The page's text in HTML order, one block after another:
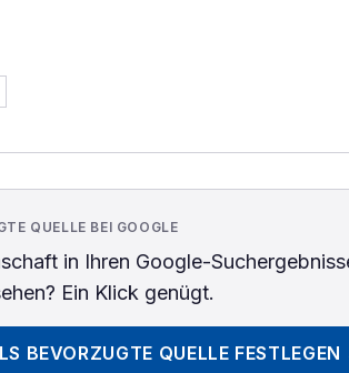
QUELLE BEI GOOGLE
in Ihren Google-
Ein Klick genügt.
BEVORZUGTE QUELLE FESTLEGEN